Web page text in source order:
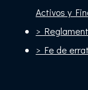
Activos y
>
> Fe de